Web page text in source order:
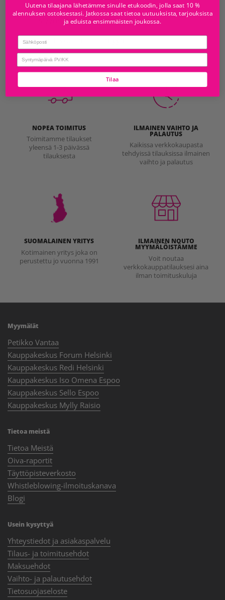
Juhlamaailma Sello
Myymälän tiedot
Tavallisesti valmis 24 tunnissa
Tarkista saatavuus muissa myymälöissä
NOPEA TOIMITUS
Toimitamme tilaukset
yleensä 1-3 päivässä
tilauksesta
ILMAINEN VAIHTO JA
PALAUTUS
Kaikissa verkkokaupasta
tehdyissä tilauksissa ilmainen
vaihto ja palautus
SUOMALAINEN YRITYS
Kotimainen yritys joka on
perustettu jo vuonna 1991
ILMAINEN NOUTO
MYYMÄLÖISTÄMME
Voit noutaa
verkkokauppatilauksesi aina
ilman toimituskuluja
Myymälät
Petikko Vantaa
Kauppakeskus Forum Helsinki
Kauppakeskus Redi Helsinki
Kauppakeskus Iso Omena Espoo
Kauppakeskus Sello Espoo
Kauppakeskus Mylly Raisio
Tietoa meistä
Tietoa Meistä
Oiva-raportit
Täyttöpisteverkosto
Whistleblowing-ilmoituskanava
Blogi
Usein kysyttyä
Yhteystiedot ja asiakaspalvelu
Tilaus- ja toimitusehdot
Maksuehdot
Vaihto- ja palautusehdot
Tietosuojaseloste
Uutena tilaajana lähetämme sinulle etukoodin, jolla saat 10 %
alennuksen ostoksestasi. Jatkossa saat tietoa uutuuksista, tarjouksista
ja eduista ensimmäisten joukossa.
Email
birthday
Tilaa